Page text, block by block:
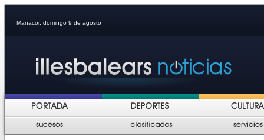
Manacor, domingo 9 de agosto